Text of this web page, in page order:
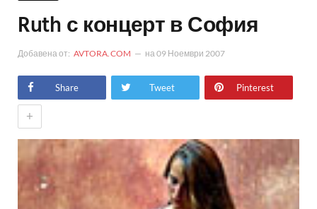
Ruth с концерт в София
Добавена от: AVTORA.COM на09 Ноември 2007
Share Tweet Pinterest
+